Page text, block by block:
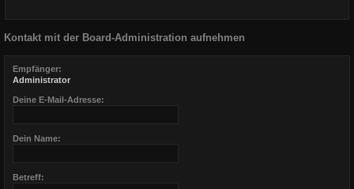
Kontakt mit der Board-Administration aufnehmen
Empfänger:
Administrator
Deine E-Mail-Adresse:
Dein Name:
Betreff: